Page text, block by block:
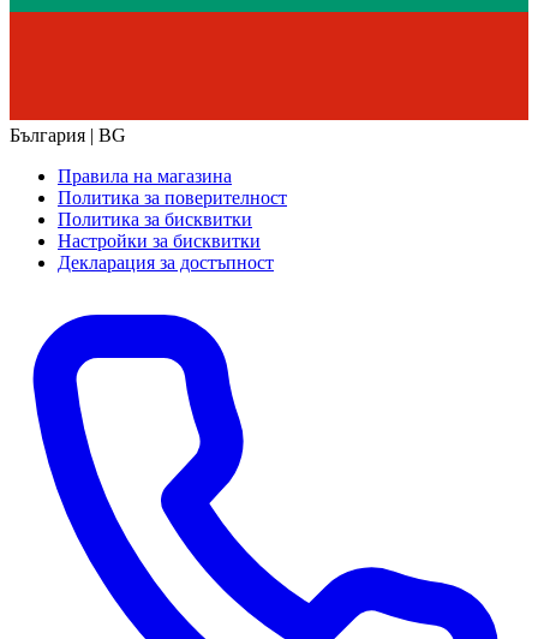
България | BG
Правила на магазина
Политика за поверителност
Политика за бисквитки
Настройки за бисквитки
Декларация за достъпност